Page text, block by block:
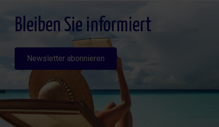
detallada sobre protección de datos
Aquí
Bleiben Sie informiert
Newsletter abonnieren